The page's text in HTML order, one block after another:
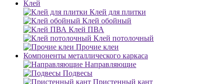
Клей
Клей для плитки
Клей обойный
Клей ПВА
Клей потолочный
Прочие клеи
Компоненты металлического каркаса
Направляющие
Подвесы
Пристенный кант